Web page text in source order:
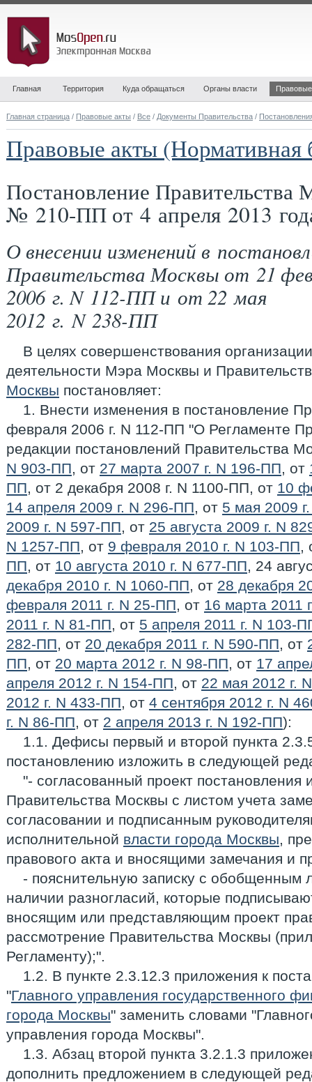
Главная Территория Куда обращаться Органы власти
Главная страница / Правовые акты / Все / Документы Правительства /
Правовые акты (Нормативная
Постановление Правительства
№ 210-ПП от 4 апреля 2013
О внесении изменений в
Правительства Москвы от 21
2006 г. N 112-ПП и от 22 мая
2012 г. N 238-ПП
В целях совершенствования
деятельности Мэра Москвы и
Москвы постановляет:
1. Внести изменения в постановление
февраля 2006 г. N 112-ПП "О Регламенте
редакции постановлений Правительства
N 903-ПП, от 27 марта 2007 г. N 196-ПП, от
ПП, от 2 декабря 2008 г. N 1100-ПП, от 10
14 апреля 2009 г. N 296-ПП, от 5 мая 2009
2009 г. N 597-ПП, от 25 августа 2009 г. N
N 1257-ПП, от 9 февраля 2010 г. N 103-ПП,
ПП, от 10 августа 2010 г. N 677-ПП, 24
декабря 2010 г. N 1060-ПП, от 28 декабря
февраля 2011 г. N 25-ПП, от 16 марта 2011
2011 г. N 81-ПП, от 5 апреля 2011 г. N 103-
282-ПП, от 20 декабря 2011 г. N 590-ПП, от
ПП, от 20 марта 2012 г. N 98-ПП, от 17
апреля 2012 г. N 154-ПП, от 22 мая 2012 г.
2012 г. N 433-ПП, от 4 сентября 2012 г. N
г. N 86-ПП, от 2 апреля 2013 г. N 192-ПП):
1.1. Дефисы первый и второй пункта
постановлению изложить в следующей
"- согласованный проект постановления
Правительства Москвы с листом учета
согласовании и подписанным
исполнительной власти города Москвы,
правового акта и вносящими замечания и
- пояснительную записку с обобщенным
наличии разногласий, которые
вносящим или представляющим проект
рассмотрение Правительства Москвы
Регламенту);".
1.2. В пункте 2.3.12.3 приложения к
"Главного управления государственного
города Москвы" заменить словами
управления города Москвы".
1.3. Абзац второй пункта 3.2.1.3
дополнить предложением в следующей